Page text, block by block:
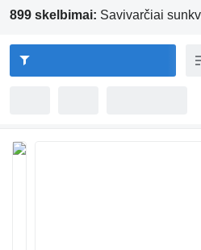
899 skelbimai: Savivarčiai